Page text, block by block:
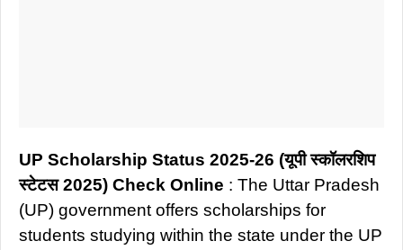
UP Scholarship Status 2025-26 (यूपी स्कॉलरशिप
स्टेटस 2025) Check Online : The Uttar Pradesh
(UP) government offers scholarships for
students studying within the state under the UP